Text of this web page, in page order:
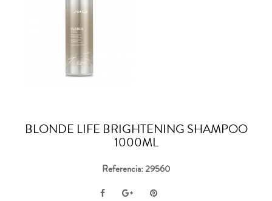
BLONDE LIFE BRIGHTENING SHAMPOO
1000ML
Referencia: 29560